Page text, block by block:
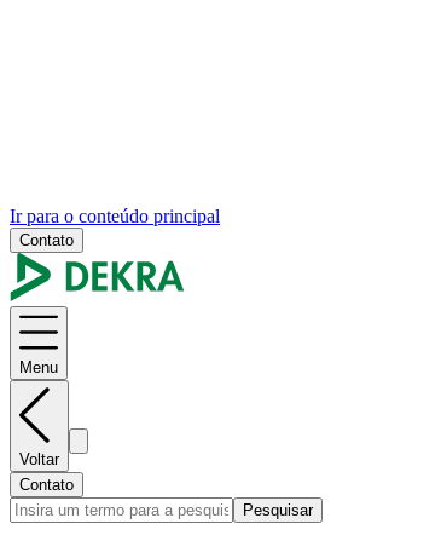
Ir para o conteúdo principal
Contato
Menu
Voltar
Contato
Pesquisar